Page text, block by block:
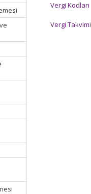
Vergi Kodları
Vergi Takvimi